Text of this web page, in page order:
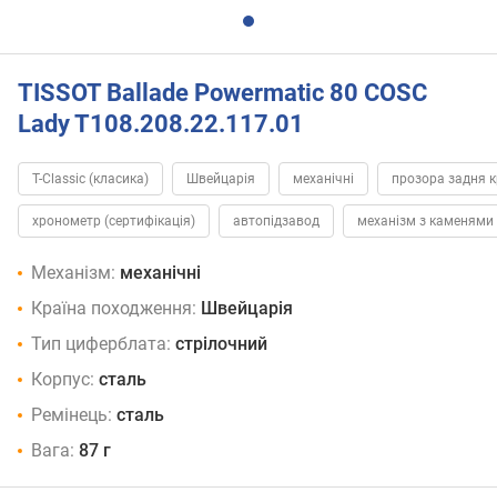
TISSOT Ballade Powermatic 80 COSC
Lady T108.208.22.117.01
T-Classic (класика) Швейцарія механічні прозора задня
хронометр (сертифікація) автопідзавод механізм з каменями
Механізм: механічні
Країна походження: Швейцарія
Тип циферблата: стрілочний
Корпус: сталь
Ремінець: сталь
Вага: 87 г